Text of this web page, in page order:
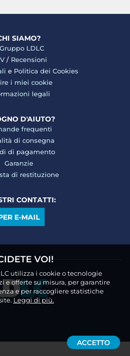
SIAMO?
LDLC
/ Recensioni
e Politica dei Cookies
i miei cookie
legali
D'AIUTO?
frequenti
di consegna
di pagamento
Garanzie
di restituzione
CONTATTI:
E-MAIL
VOI!
utilizza i cookie o tecnologie
e offerte su misura, per garantire
e per raccogliere statistiche
Leggi di più.
ACCETTO